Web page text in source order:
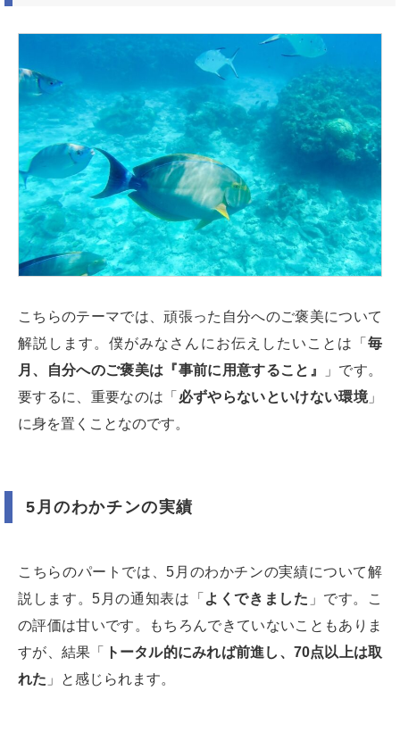
こちらのテーマでは、頑張った自分へのご褒美について
解説します。僕がみなさんにお伝えしたいことは「 毎
月、自分へのご褒美は『事前に用意すること』
」です。
要するに、重要なのは「 必ずやらないといけない環境」
に身を置くことなのです。
5月のわかチンの実績
こちらのパートでは、5月のわかチンの実績について解
説します。5月の通知表は「 よくできました 」です。こ
の評価は甘いです。もちろんできていないこともありま
すが、結果「
トータル的にみれば前進し、70点以上は取
れた 」と感じられます。